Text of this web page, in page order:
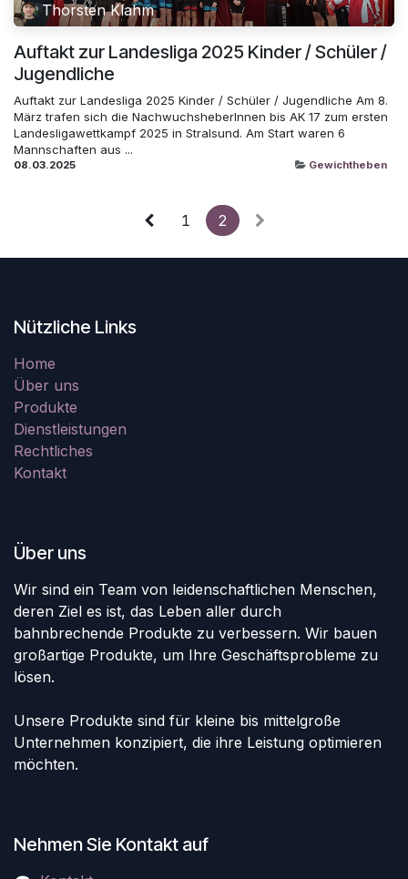
Thorsten Klahm
Auftakt zur Landesliga 2025 Kinder / Schüler /
Jugendliche
Auftakt zur Landesliga 2025 Kinder / Schüler / Jugendliche Am 8.
März trafen sich die NachwuchsheberInnen bis AK 17 zum ersten
Landesligawettkampf 2025 in Stralsund. Am Start waren 6
Mannschaften aus ...
08.03.2025 Gewichtheben
1 2
Nützliche Links
Home
Über uns
Produkte
Dienstleistungen
Rechtliches
Kontakt
Über uns
Wir sind ein Team von leidenschaftlichen Menschen,
deren Ziel es ist, das Leben aller durch
bahnbrechende Produkte zu verbessern. Wir bauen
großartige Produkte, um Ihre Geschäftsprobleme zu
lösen.
Unsere Produkte sind für kleine bis mittelgroße
Unternehmen konzipiert, die ihre Leistung optimieren
möchten.
Nehmen Sie Kontakt auf